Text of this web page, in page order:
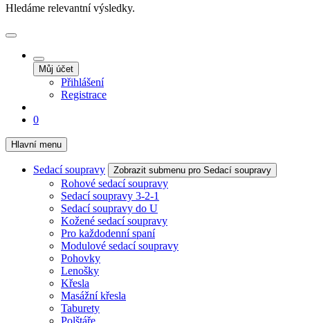
Hledáme relevantní výsledky.
Můj účet
Přihlášení
Registrace
0
Hlavní menu
Sedací soupravy Zobrazit submenu pro Sedací soupravy
Rohové sedací soupravy
Sedací soupravy 3-2-1
Sedací soupravy do U
Kožené sedací soupravy
Pro každodenní spaní
Modulové sedací soupravy
Pohovky
Lenošky
Křesla
Masážní křesla
Taburety